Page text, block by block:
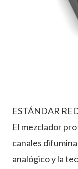
ESTÁNDAR
El mezclador
canales
analógico y la